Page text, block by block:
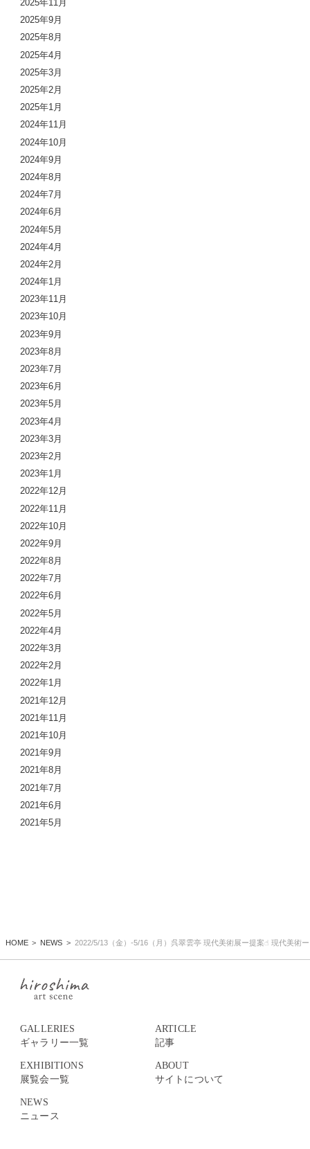
2025年11月
2025年9月
2025年8月
2025年4月
2025年3月
2025年2月
2025年1月
2024年11月
2024年10月
2024年9月
2024年8月
2024年7月
2024年6月
2024年5月
2024年4月
2024年2月
2024年1月
2023年11月
2023年10月
2023年9月
2023年8月
2023年7月
2023年6月
2023年5月
2023年4月
2023年3月
2023年2月
2023年1月
2022年12月
2022年11月
2022年10月
2022年9月
2022年8月
2022年7月
2022年6月
2022年5月
2022年4月
2022年3月
2022年2月
2022年1月
2021年12月
2021年11月
2021年10月
2021年9月
2021年8月
2021年7月
2021年6月
2021年5月
HOME NEWS 2022/5/13（金）-5/16（月）呉翠雲亭 現代美術展ー提案☝︎ 現代美術ー
GALLERIES
ギャラリー一覧
EXHIBITIONS
展覧会一覧
NEWS
ニュース
ARTICLE
記事
ABOUT
サイトについて